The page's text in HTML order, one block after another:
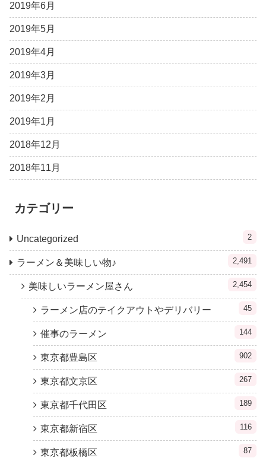
2019年6月
2019年5月
2019年4月
2019年3月
2019年2月
2019年1月
2018年12月
2018年11月
カテゴリー
Uncategorized 2
ラーメン＆美味しい物♪ 2,491
美味しいラーメン屋さん 2,454
ラーメン店のテイクアウトやデリバリー 45
催事のラーメン 144
東京都豊島区 902
東京都文京区 267
東京都千代田区 189
東京都新宿区 116
東京都板橋区 87